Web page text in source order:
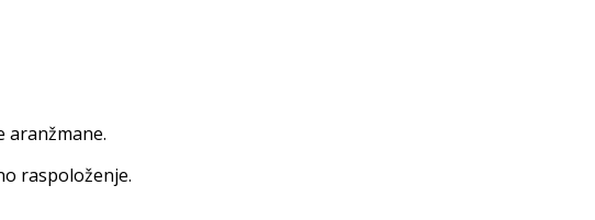
aranžmane.
raspoloženje.